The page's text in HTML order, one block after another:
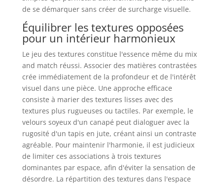
de se démarquer sans créer de surcharge visuelle.
Équilibrer les textures opposées
pour un intérieur harmonieux
Le jeu des textures constitue l'essence même du mix
and match réussi. Associer des matières contrastées
crée immédiatement de la profondeur et de l'intérêt
visuel dans une pièce. Une approche efficace
consiste à marier des textures lisses avec des
textures plus rugueuses ou tactiles. Par exemple, le
velours soyeux d'un canapé peut dialoguer avec la
rugosité d'un tapis en jute, créant ainsi un contraste
agréable. Pour maintenir l'harmonie, il est judicieux
de limiter ces associations à trois textures
dominantes par espace, afin d'éviter la sensation de
désordre. La répartition des textures dans l'espace